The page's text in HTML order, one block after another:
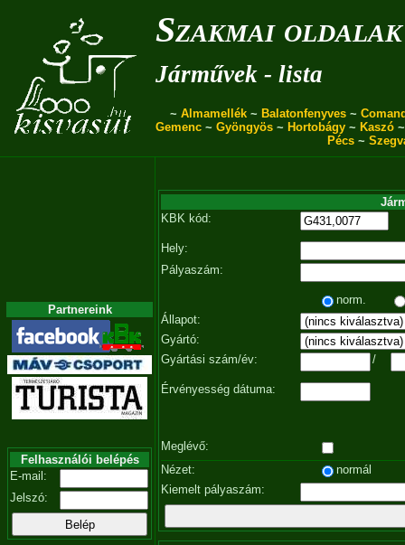
Szakmai oldalak
Járművek - lista
~ Almamellék ~ Balatonfenyves ~
Gemenc ~ Gyöngyös ~ Hortobágy ~ Kaszó
Pécs ~
Partnereink
Felhasználói belépés
E-mail:
Jelszó:
KBK kód:
Hely:
Pályaszám:
norm.
Állapot:
Gyártó:
Gyártási szám/év:
/
Érvényesség dátuma:
Meglévő:
Nézet:
normál
Kiemelt pályaszám: